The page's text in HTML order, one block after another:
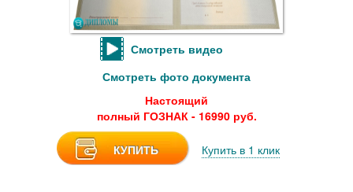
Смотреть видео
Смотреть фото документа
Настоящий
полный ГОЗНАК - 16990 руб.
КУПИТЬ Купить в 1 клик